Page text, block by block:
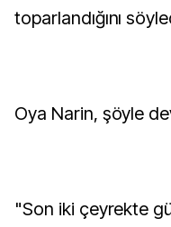
toparlandığını
Oya Narin, şöyle
"Son iki çeyrekte